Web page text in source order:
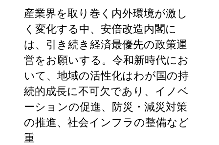
産業界を取り巻く内外環境が激し
く変化する中、安倍改造内閣に
は、引き続き経済最優先の政策運
営をお願いする。令和新時代にお
いて、地域の活性化はわが国の持
続的成長に不可欠であり、イノベ
ーションの促進、防災・減災対策
の推進、社会インフラの整備など
重